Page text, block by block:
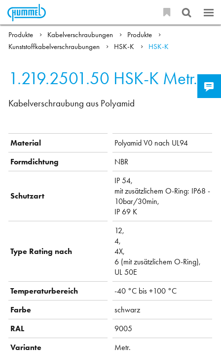
Produkte Kabelverschraubungen
Produkte
Kunststoffkabelverschraubungen
HSK-K HSK-K
1.219.2501.50 HSK-K Metr.
Kabelverschraubung aus Polyamid
Material
Polyamid V0 nach UL94
Formdichtung
NBR
Schutzart
IP 54,
mit zusätzlichem O-Ring: IP68 -
10bar/30min,
IP 69 K
Type Rating nach
12,
4,
4X,
6 (mit zusätzlichem O-Ring),
UL 50E
Temperaturbereich
-40 °C bis +100 °C
Farbe
schwarz
RAL
9005
Variante
Metr.